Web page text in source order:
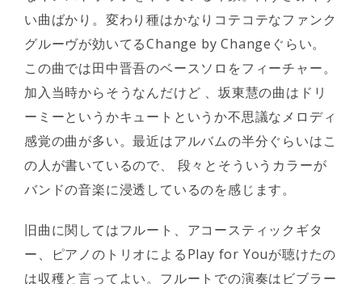
い曲ばかり。変わり種はかなりコテコテなファンク
グルーヴが効いてるChange by Changeぐらい。
この曲では田中晋吾のベースソロをフィーチャー。
加入当時からそうなんだけど 、坂東慧の曲はドリ
ーミーというかキュートというか不思議なメロディ
感覚の曲が多い。最近はアルバムの半分ぐらいはこ
の人が書いているので、 段々とそういうカラーが
バンドの音楽に浸透しているのを感じます。
旧曲に関してはフルート、アコースティックギタ
ー、ピアノのトリオによるPlay for Youが聴けたの
は収穫と言ってよい。フルートでの演奏はビブラー